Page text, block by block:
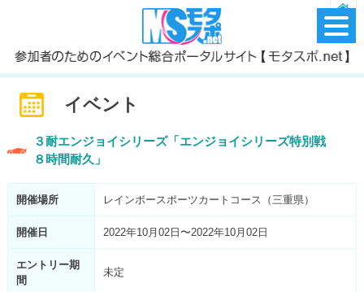
イベント
３耐エンジョイシリーズ「エンジョイシリーズ特別戦
８時間耐久」
開催場所 レインボースポーツカートコース（三重県）
開催日 2022年10月02日〜2022年10月02日
エントリー期
間
未定